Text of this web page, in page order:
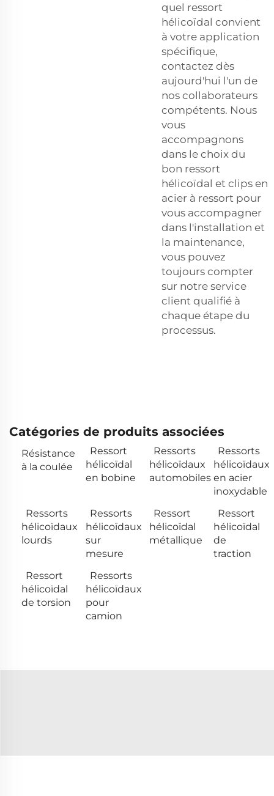
quel ressort
hélicoïdal convient
à votre application
spécifique,
contactez dès
aujourd'hui l'un de
nos collaborateurs
compétents. Nous
vous
accompagnons
dans le choix du
bon ressort
hélicoïdal et clips en
acier à ressort pour
vous accompagner
dans l'installation et
la maintenance,
vous pouvez
toujours compter
sur notre service
client qualifié à
chaque étape du
processus.
Catégories de produits associées
Résistance
à la coulée
Ressort
hélicoïdal
en bobine
Ressorts
hélicoïdaux
automobiles
Ressorts
hélicoïdaux
en acier
inoxydable
Ressorts
hélicoïdaux
lourds
Ressorts
hélicoïdaux
sur
mesure
Ressort
hélicoïdal
métallique
Ressort
hélicoïdal
de
traction
Ressort
hélicoïdal
de torsion
Ressorts
hélicoïdaux
pour
camion